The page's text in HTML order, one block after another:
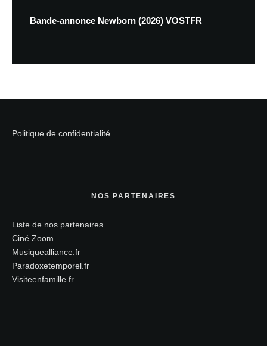
Bande-annonce Newborn (2026) VOSTFR
Politique de confidentialité
NOS PARTENAIRES
Liste de nos partenaires
Ciné Zoom
Musiquealliance.fr
Paradoxetemporel.fr
Visiteenfamille.fr